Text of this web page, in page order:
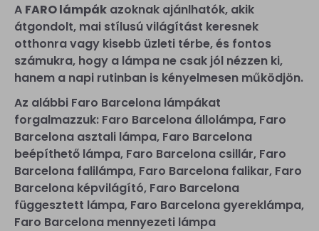
A FARO lámpák azoknak ajánlhatók, akik
átgondolt, mai stílusú világítást keresnek
otthonra vagy kisebb üzleti térbe, és fontos
számukra, hogy a lámpa ne csak jól nézzen ki,
hanem a napi rutinban is kényelmesen működjön.
Az alábbi Faro Barcelona lámpákat
forgalmazzuk: Faro Barcelona állolámpa, Faro
Barcelona asztali lámpa, Faro Barcelona
beépíthető lámpa, Faro Barcelona csillár, Faro
Barcelona falilámpa, Faro Barcelona falikar, Faro
Barcelona képvilágító, Faro Barcelona
függesztett lámpa, Faro Barcelona gyereklámpa,
Faro Barcelona mennyezeti lámpa